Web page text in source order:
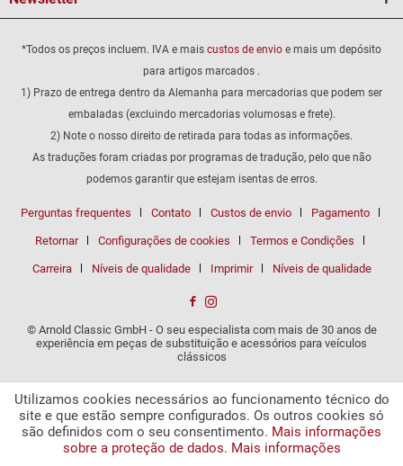
*Todos os preços incluem. IVA e mais custos de envio e mais um depósito
para artigos marcados .
1) Prazo de entrega dentro da Alemanha para mercadorias que podem ser
embaladas (excluindo mercadorias volumosas e frete).
2) Note o nosso direito de retirada para todas as informações.
As traduções foram criadas por programas de tradução, pelo que não
podemos garantir que estejam isentas de erros.
Perguntas frequentes Contato Custos de envio Pagamento
Retornar Configurações de cookies Termos e Condições
Carreira Níveis de qualidade Imprimir Níveis de qualidade
© Arnold Classic GmbH - O seu especialista com mais de 30 anos de
experiência em peças de substituição e acessórios para veículos
clássicos
Utilizamos cookies necessários ao funcionamento técnico do
site e que estão sempre configurados. Os outros cookies só
são definidos com o seu consentimento. Mais informações
sobre a proteção de dados. Mais informações